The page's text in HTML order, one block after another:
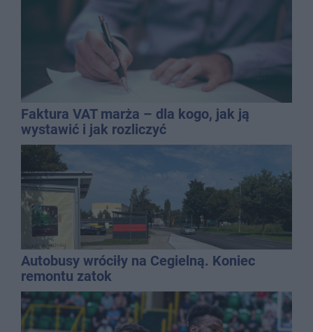
Faktura VAT marża – dla kogo, jak ją
wystawić i jak rozliczyć
Autobusy wróciły na Cegielną. Koniec
remontu zatok